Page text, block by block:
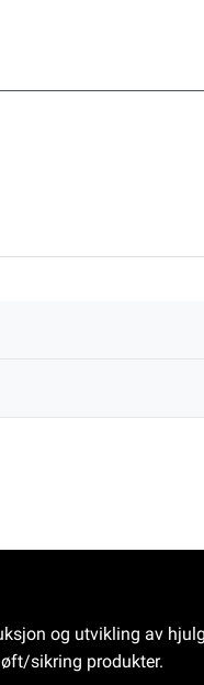
og utvikling av
sikring produkter.